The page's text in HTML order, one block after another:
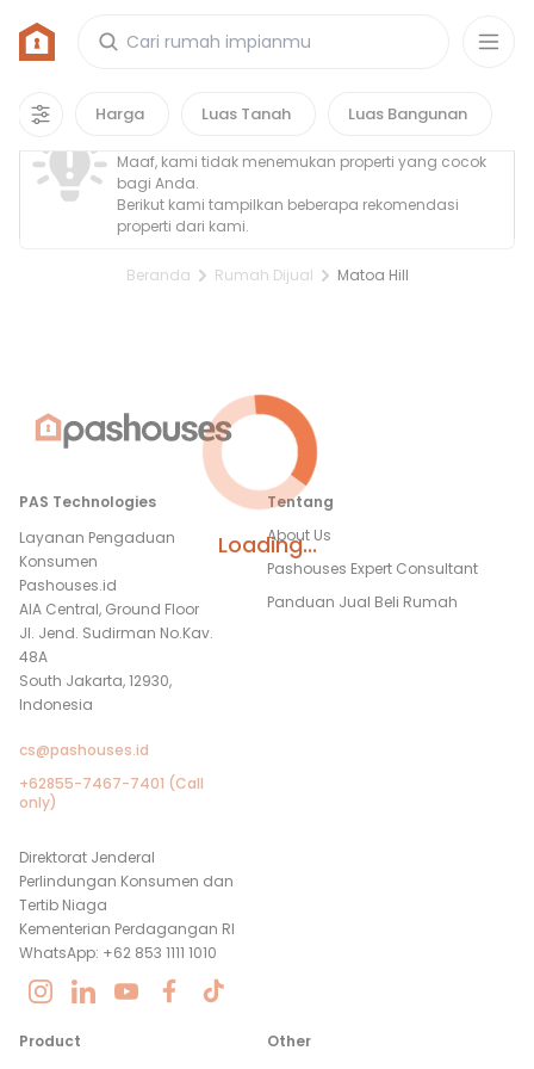
Harga Luas Tanah Luas Bangunan
Loading...
Rumah di Matoa Hill
0properti
Property Tidak Ditemukan
Maaf, kami tidak menemukan properti yang cocok
bagi Anda.
Berikut kami tampilkan beberapa rekomendasi
properti dari kami.
Beranda Rumah Dijual Matoa Hill
PAS Technologies
Layanan Pengaduan
Konsumen
Pashouses.id
AIA Central, Ground Floor
Jl. Jend. Sudirman No.Kav.
48A
South Jakarta, 12930,
Indonesia
cs@pashouses.id
+62855-7467-7401 (Call
only)
Direktorat Jenderal
Perlindungan Konsumen dan
Tertib Niaga
Kementerian Perdagangan RI
WhatsApp: +62 853 1111 1010
Tentang
About Us
Pashouses Expert Consultant
Panduan Jual Beli Rumah
Product
Other